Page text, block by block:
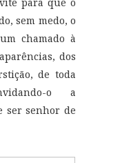
sem medo, o
chamado à
dos
de toda
o a
ser senhor de